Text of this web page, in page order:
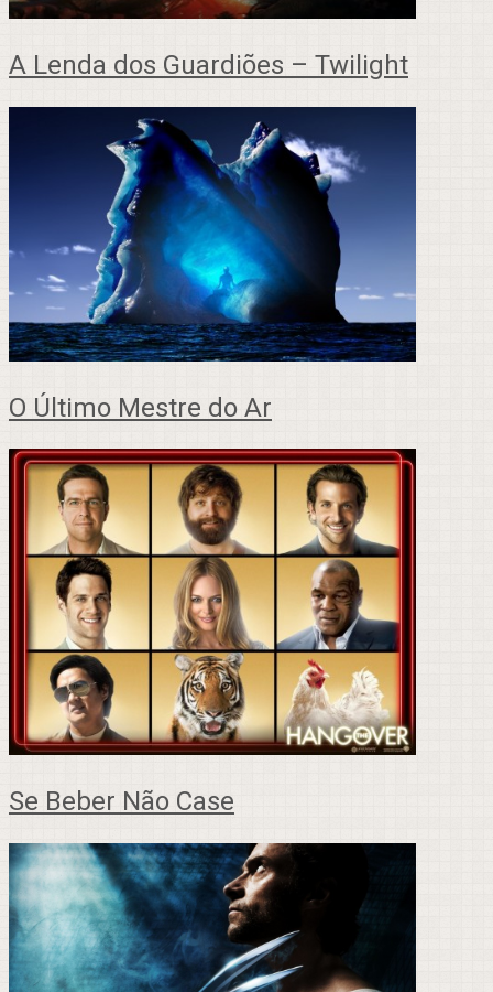
A Lenda dos Guardiões – Twilight
O Último Mestre do Ar
Se Beber Não Case